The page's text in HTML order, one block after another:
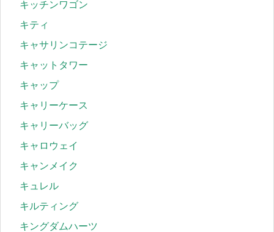
キッチンワゴン
キティ
キャサリンコテージ
キャットタワー
キャップ
キャリーケース
キャリーバッグ
キャロウェイ
キャンメイク
キュレル
キルティング
キングダムハーツ